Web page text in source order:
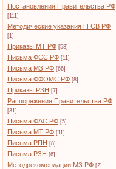
Постановления Правительства РФ
[111]
Методические указания ГГСВ РФ
[1]
Приказы МТ РФ [53]
Письма ФСС РФ [11]
Письма МЗ РФ [66]
Письма ФФОМС РФ [8]
Приказы РЗН [7]
Распоряжения Правительства РФ
[31]
Письма ФАС РФ [5]
Письма МТ РФ [11]
Письма РПН [8]
Письма РЗН [6]
Методрекомендации МЗ РФ [2]